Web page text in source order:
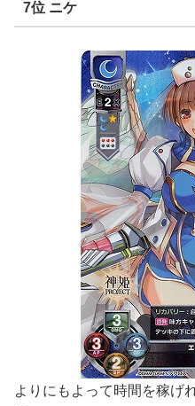
7位 ニケ
よりにもよって時間を稼げ